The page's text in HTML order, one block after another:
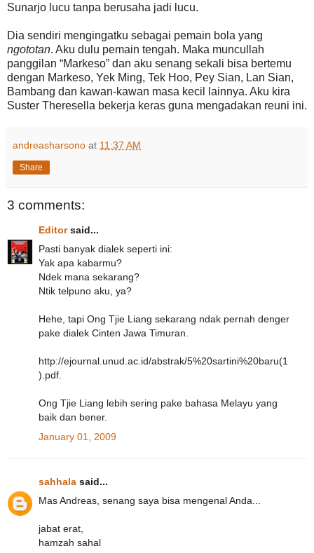
Sunarjo lucu tanpa berusaha jadi lucu.
Dia sendiri mengingatku sebagai pemain bola yang
ngototan. Aku dulu pemain tengah. Maka muncullah
panggilan “Markeso” dan aku senang sekali bisa bertemu
dengan Markeso, Yek Ming, Tek Hoo, Pey Sian, Lan Sian,
Bambang dan kawan-kawan masa kecil lainnya. Aku kira
Suster Theresella bekerja keras guna mengadakan reuni ini.
andreasharsono at 11:37 AM
Share
3 comments:
Editorsaid...
Pasti banyak dialek seperti ini:
Yak apa kabarmu?
Ndek mana sekarang?
Ntik telpuno aku, ya?
Hehe, tapi Ong Tjie Liang sekarang ndak pernah denger
pake dialek Cinten Jawa Timuran.
http://ejournal.unud.ac.id/abstrak/5%20sartini%20baru(1
).pdf.
Ong Tjie Liang lebih sering pake bahasa Melayu yang
baik dan bener.
January 01, 2009
sahhala said...
Mas Andreas, senang saya bisa mengenal Anda...
jabat erat,
hamzah sahal